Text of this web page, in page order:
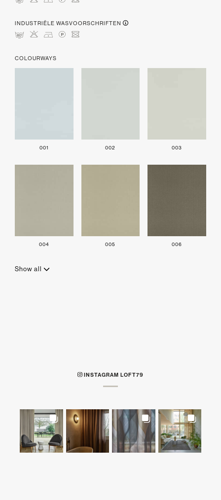
INDUSTRIËLE WASVOORSCHRIFTEN
pHDLU
COLOURWAYS
001 002 003
004 005 006
Show all
INSTAGRAM LOFT79